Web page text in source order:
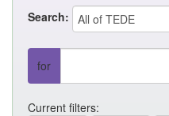
Search:
for
Current filters: